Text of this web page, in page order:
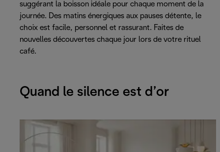
suggérant la boisson idéale pour chaque moment de la
journée. Des matins énergiques aux pauses détente, le
choix est facile, personnel et rassurant. Faites de
nouvelles découvertes chaque jour lors de votre rituel
café.
Quand le silence est d’or